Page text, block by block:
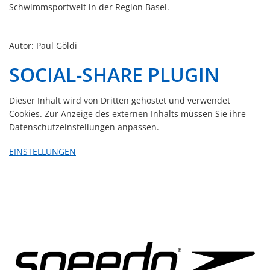
Schwimmsportwelt in der Region Basel.
Autor: Paul Göldi
SOCIAL-SHARE PLUGIN
Dieser Inhalt wird von Dritten gehostet und verwendet
Cookies. Zur Anzeige des externen Inhalts müssen Sie ihre
Datenschutzeinstellungen anpassen.
EINSTELLUNGEN